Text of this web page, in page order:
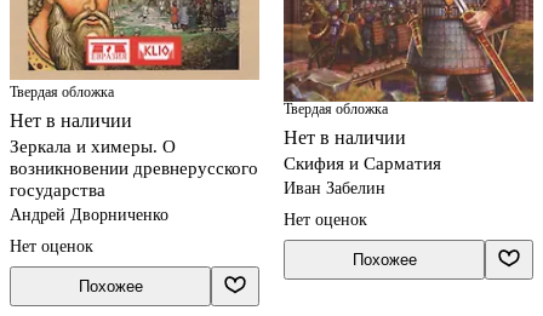
Твердая обложка
Нет в наличии
Зеркала и химеры. О
возникновении древнерусского
государства
Андрей Дворниченко
Нет оценок
Похожее
Твердая обложка
Нет в наличии
Скифия и Сарматия
Иван Забелин
Нет оценок
Похожее